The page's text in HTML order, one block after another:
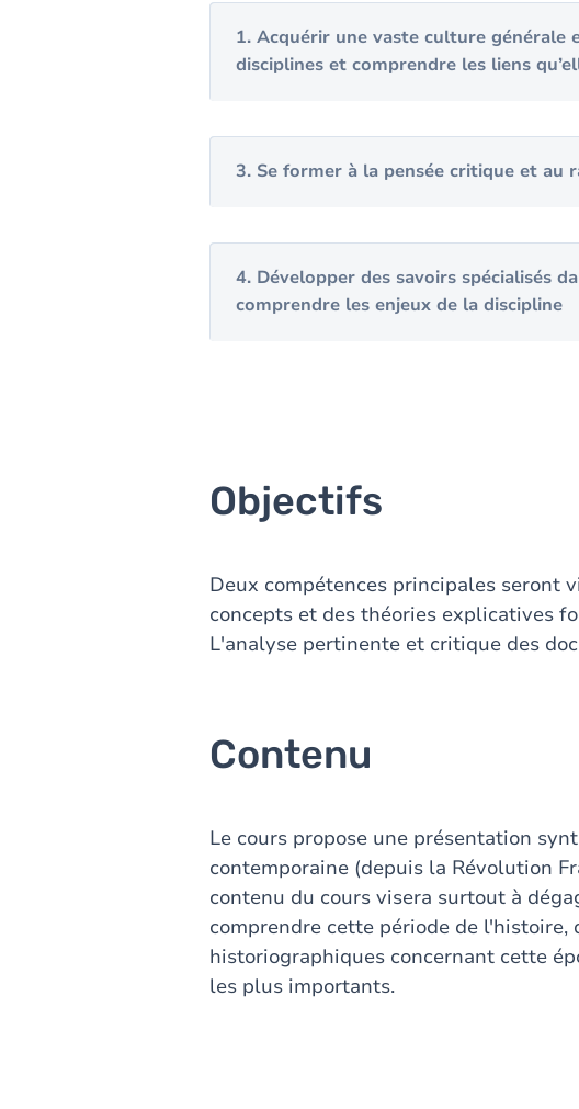
1. Acquérir une vaste culture générale
disciplines et comprendre les liens
3. Se former à la pensée critique et au
4. Développer des savoirs spécialisés
comprendre les enjeux de la discipline
Objectifs
Deux compétences principales seront
concepts et des théories explicatives
L'analyse pertinente et critique des
Contenu
Le cours propose une présentation
contemporaine (depuis la Révolution
contenu du cours visera surtout à
comprendre cette période de
historiographiques concernant cette
les plus importants.